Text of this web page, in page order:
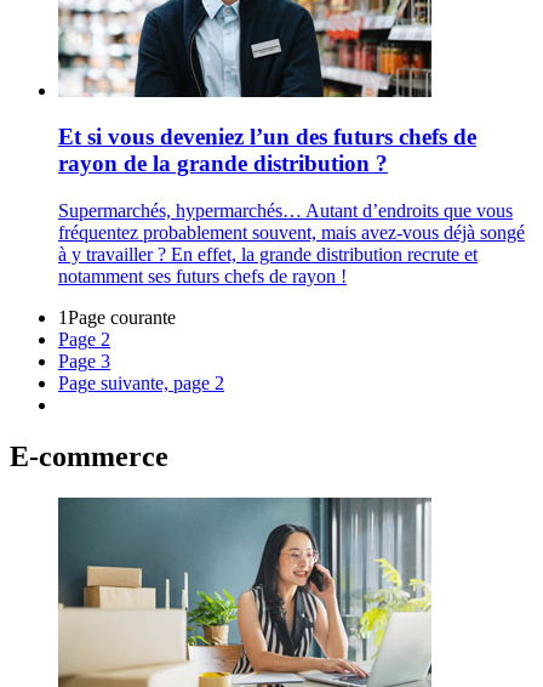
Et si vous deveniez l’un des futurs chefs de
rayon de la grande distribution ?
Supermarchés, hypermarchés… Autant d’endroits que vous
fréquentez probablement souvent, mais avez-vous déjà songé
à y travailler ? En effet, la grande distribution recrute et
notamment ses futurs chefs de rayon !
1Page courante
Page 2
Page 3
Page suivante, page 2
E-commerce